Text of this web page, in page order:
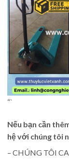
“`
Nếu bạn cần
hệ với chúng tôi
– CHÚNG TÔI